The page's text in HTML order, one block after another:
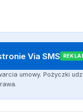
Via SMS
umowy. Pożyczki